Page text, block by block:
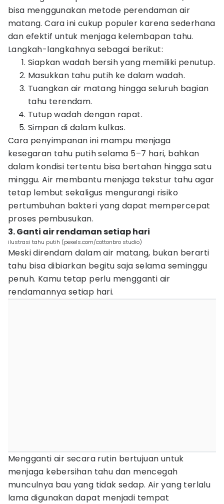
bisa menggunakan metode perendaman air
matang. Cara ini cukup populer karena sederhana
dan efektif untuk menjaga kelembapan tahu.
Langkah-langkahnya sebagai berikut:
Siapkan wadah bersih yang memiliki penutup.
Masukkan tahu putih ke dalam wadah.
Tuangkan air matang hingga seluruh bagian
tahu terendam.
Tutup wadah dengan rapat.
Simpan di dalam kulkas.
Cara penyimpanan ini mampu menjaga
kesegaran tahu putih selama 5–7 hari, bahkan
dalam kondisi tertentu bisa bertahan hingga satu
minggu. Air membantu menjaga tekstur tahu agar
tetap lembut sekaligus mengurangi risiko
pertumbuhan bakteri yang dapat mempercepat
proses pembusukan.
3. Ganti air rendaman setiap hari
ilustrasi tahu putih (pexels.com/cottonbro studio)
Meski direndam dalam air matang, bukan berarti
tahu bisa dibiarkan begitu saja selama seminggu
penuh. Kamu tetap perlu mengganti air
rendamannya setiap hari.
Mengganti air secara rutin bertujuan untuk
menjaga kebersihan tahu dan mencegah
munculnya bau yang tidak sedap. Air yang terlalu
lama digunakan dapat menjadi tempat